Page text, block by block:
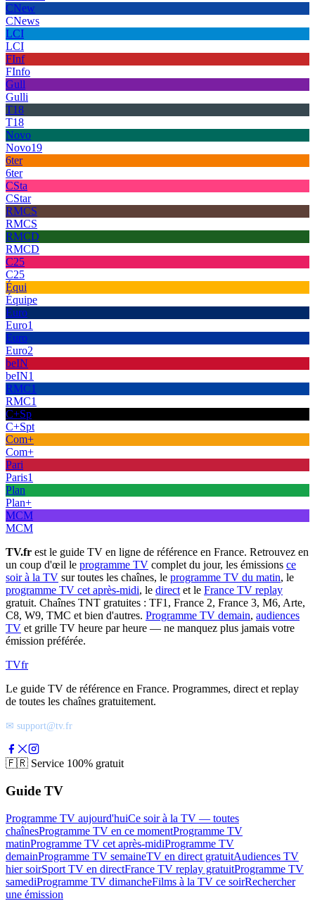
CNew
CNews
LCI
LCI
FInf
FInfo
Gull
Gulli
T18
T18
Novo
Novo19
6ter
6ter
CSta
CStar
RMCS
RMCS
RMCD
RMCD
C25
C25
Équi
Équipe
Euro
Euro1
Euro
Euro2
beIN
beIN1
RMC1
RMC1
C+Sp
C+Spt
Com+
Com+
Pari
Paris1
Plan
Plan+
MCM
MCM
TV.fr est le guide TV en ligne de référence en France. Retrouvez en
un coup d'œil le programme TV complet du jour, les émissions ce
soir à la TV sur toutes les chaînes, le programme TV du matin, le
programme TV cet après-midi, le direct et le France TV replay
gratuit. Chaînes TNT gratuites : TF1, France 2, France 3, M6, Arte,
C8, W9, TMC et bien d'autres. Programme TV demain, audiences
TV et grille TV heure par heure — ne manquez plus jamais votre
émission préférée.
TVfr
Le guide TV de référence en France. Programmes, direct et replay
de toutes les chaînes gratuitement.
✉ support@tv.fr
🇫🇷 Service 100% gratuit
Guide TV
Programme TV aujourd'huiCe soir à la TV — toutes
chaînesProgramme TV en ce momentProgramme TV
matinProgramme TV cet après-midiProgramme TV
demainProgramme TV semaineTV en direct gratuitAudiences TV
hier soirSport TV en directFrance TV replay gratuitProgramme TV
samediProgramme TV dimancheFilms à la TV ce soirRechercher
une émission